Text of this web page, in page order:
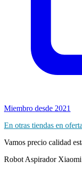
Miembro desde 2021
En otras tiendas en
Vamos precio calidad
Robot Aspirador